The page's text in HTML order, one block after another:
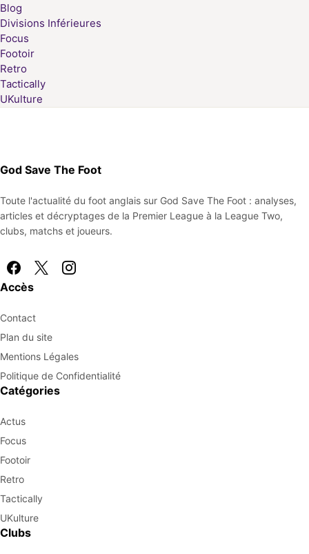
Blog
Divisions Inférieures
Focus
Footoir
Retro
Tactically
UKulture
God Save The Foot
Toute l'actualité du foot anglais sur God Save The Foot : analyses,
articles et décryptages de la Premier League à la League Two,
clubs, matchs et joueurs.
Accès
Contact
Plan du site
Mentions Légales
Politique de Confidentialité
Catégories
Actus
Focus
Footoir
Retro
Tactically
UKulture
Clubs